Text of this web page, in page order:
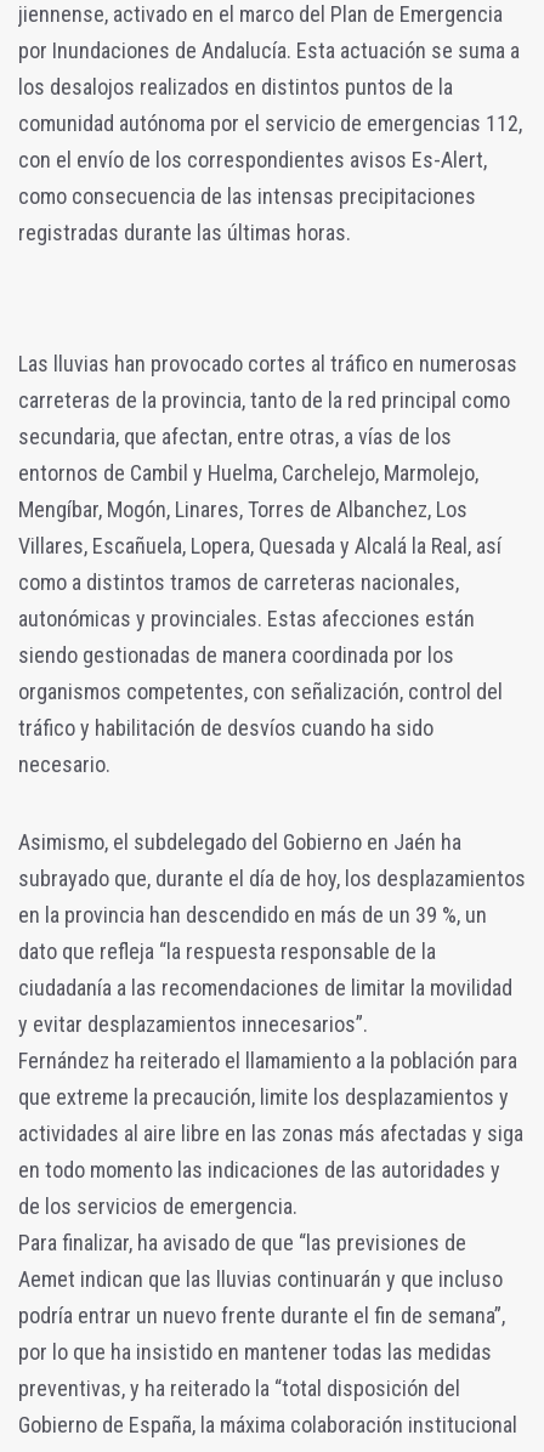
jiennense, activado en el marco del Plan de Emergencia
por Inundaciones de Andalucía. Esta actuación se suma a
los desalojos realizados en distintos puntos de la
comunidad autónoma por el servicio de emergencias 112,
con el envío de los correspondientes avisos Es-Alert,
como consecuencia de las intensas precipitaciones
registradas durante las últimas horas.
Las lluvias han provocado cortes al tráfico en numerosas
carreteras de la provincia, tanto de la red principal como
secundaria, que afectan, entre otras, a vías de los
entornos de Cambil y Huelma, Carchelejo, Marmolejo,
Mengíbar, Mogón, Linares, Torres de Albanchez, Los
Villares, Escañuela, Lopera, Quesada y Alcalá la Real, así
como a distintos tramos de carreteras nacionales,
autonómicas y provinciales. Estas afecciones están
siendo gestionadas de manera coordinada por los
organismos competentes, con señalización, control del
tráfico y habilitación de desvíos cuando ha sido
necesario.
Asimismo, el subdelegado del Gobierno en Jaén ha
subrayado que, durante el día de hoy, los desplazamientos
en la provincia han descendido en más de un 39 %, un
dato que refleja “la respuesta responsable de la
ciudadanía a las recomendaciones de limitar la movilidad
y evitar desplazamientos innecesarios”.
Fernández ha reiterado el llamamiento a la población para
que extreme la precaución, limite los desplazamientos y
actividades al aire libre en las zonas más afectadas y siga
en todo momento las indicaciones de las autoridades y
de los servicios de emergencia.
Para finalizar, ha avisado de que “las previsiones de
Aemet indican que las lluvias continuarán y que incluso
podría entrar un nuevo frente durante el fin de semana”,
por lo que ha insistido en mantener todas las medidas
preventivas, y ha reiterado la “total disposición del
Gobierno de España, la máxima colaboración institucional